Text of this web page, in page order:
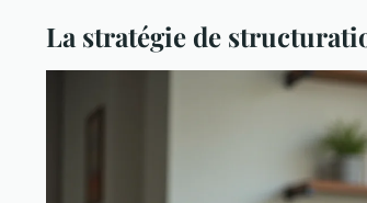
La stratégie de